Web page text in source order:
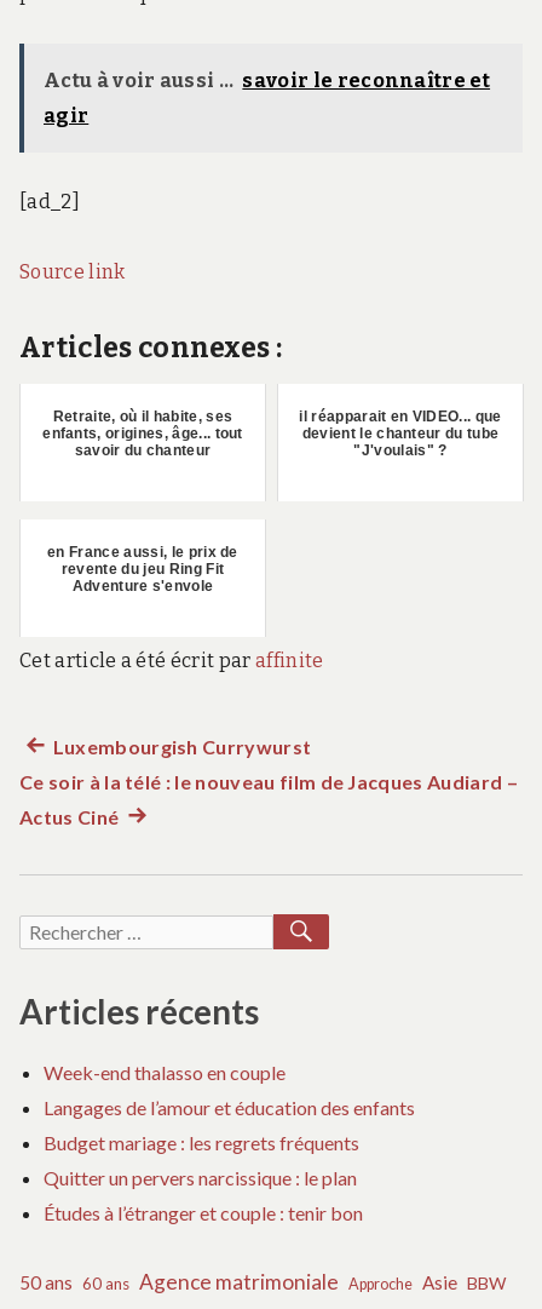
Actu à voir aussi ... savoir le reconnaître et
agir
[ad_2]
Source link
Articles connexes :
Retraite, où il habite, ses
enfants, origines, âge... tout
savoir du chanteur
il réapparait en VIDEO... que
devient le chanteur du tube
"J'voulais" ?
en France aussi, le prix de
revente du jeu Ring Fit
Adventure s'envole
Cet article a été écrit par affinite
Navigation
de
l’article
Article
précédent :
Luxembourgish Currywurst
Ce soir à la télé : le nouveau film de Jacques Audiard –
Actus CinéArticle
Recherche
Articles récents
Week-end thalasso en couple
Langages de l’amour et éducation des enfants
Budget mariage : les regrets fréquents
Quitter un pervers narcissique : le plan
Études à l’étranger et couple : tenir bon
50 ans 60 ans Agence matrimoniale Approche Asie BBW